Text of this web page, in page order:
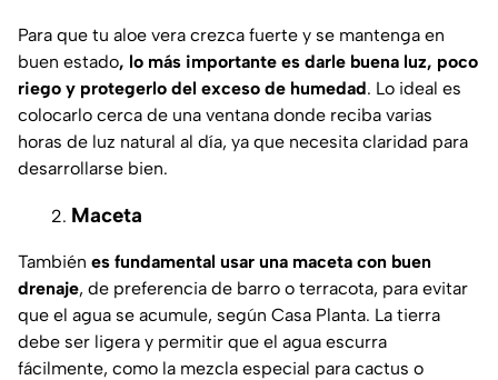
Para que tu aloe vera crezca fuerte y se mantenga en
buen estado, lo más importante es darle buena luz, poco
riego y protegerlo del exceso de humedad. Lo ideal es
colocarlo cerca de una ventana donde reciba varias
horas de luz natural al día, ya que necesita claridad para
desarrollarse bien.
Maceta
También es fundamental usar una maceta con buen
drenaje, de preferencia de barro o terracota, para evitar
que el agua se acumule, según Casa Planta. La tierra
debe ser ligera y permitir que el agua escurra
fácilmente, como la mezcla especial para cactus o